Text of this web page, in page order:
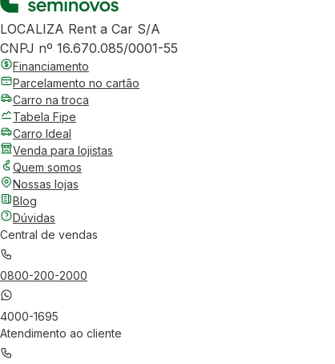
LOCALIZA Rent a Car S/A
CNPJ nº 16.670.085/0001-55
Financiamento
Parcelamento no cartão
Carro na troca
Tabela Fipe
Carro Ideal
Venda para lojistas
Quem somos
Nossas lojas
Blog
Dúvidas
Central de vendas
0800-200-2000
4000-1695
Atendimento ao cliente